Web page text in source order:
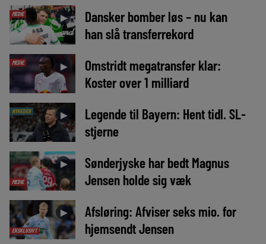
MEDIE ►
Dansker bomber løs – nu kan
han slå transferrekord
MEDIE ►
Omstridt megatransfer klar:
Koster over 1 milliard
NYHEDER ►
Legende til Bayern: Hent tidl. SL-
stjerne
MEDIE
►
Sønderjyske har bedt Magnus
Jensen holde sig væk
EKSKLUSIVT
►
Afsløring: Afviser seks mio. for
hjemsendt Jensen